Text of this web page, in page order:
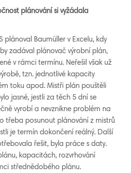
plánování si vyžádala
plánoval Baumüller v Excelu, kdy
zadával plánovač výrobní plán,
v rámci termínu. Neřešil však už
tzn. jednotlivé kapacity
toku apod. Mistři plán pouštěli
jasné, jestli za těch 5 dní se
vyrobí a nevznikne problém na
třeba posunout plánování z mistrů
je termín dokončení reálný. Další
řešit, byla práce s daty.
kapacitách, rozvrhování
střednědobého plánu.